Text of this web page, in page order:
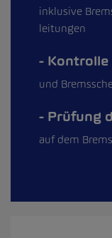
inklusive
leitungen
Kontrolle
und
Prüfung
auf dem